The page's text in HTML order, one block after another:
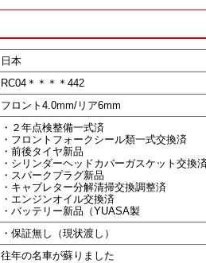
日本
RC04＊＊＊＊442
フロント4.0mm/リア6mm
・２年点検整備一式済
・フロントフォークシール類一式交換済
・前後タイヤ新品
・シリンダーヘッドカバーガスケット交換
・スパークプラグ新品
・キャブレター分解清掃交換調整済
・エンジンオイル交換済
・バッテリー新品（YUASA製
・保証無し（現状渡し）
往年の名車が蘇りました